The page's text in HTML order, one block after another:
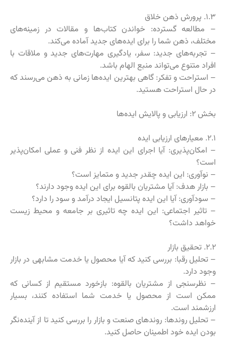
۱.۳. پرورش ذهن خلاق
– مطالعه گسترده: خواندن کتاب‌ها و مقالات در زمینه‌های
مختلف، ذهن شما را برای ایده‌های جدید آماده می‌کند.
– تجربه‌های جدید: سفر، یادگیری مهارت‌های جدید و ملاقات با
افراد متنوع می‌تواند منبع الهام باشد.
– استراحت و تفکر: گاهی بهترین ایده‌ها زمانی به ذهن می‌رسند که
در حال استراحت هستید.
بخش ۲: ارزیابی و پالایش ایده‌ها
۲.۱. معیارهای ارزیابی ایده
– امکان‌پذیری: آیا اجرای این ایده از نظر فنی و عملی امکان‌پذیر
است؟
– نوآوری: این ایده چقدر جدید و متمایز است؟
– بازار هدف: آیا مشتریان بالقوه برای این ایده وجود دارند؟
– سودآوری: آیا این ایده پتانسیل ایجاد درآمد و سود را دارد؟
– تاثیر اجتماعی: این ایده چه تاثیری بر جامعه و محیط زیست
خواهد داشت؟
۲.۲. تحقیق بازار
– تحلیل رقبا: بررسی کنید که آیا محصول یا خدمت مشابهی در بازار
وجود دارد.
– نظرسنجی از مشتریان بالقوه: بازخورد مستقیم از کسانی که
ممکن است از محصول یا خدمت شما استفاده کنند، بسیار
ارزشمند است.
– تحلیل روندها: روندهای صنعت و بازار را بررسی کنید تا از آینده‌نگر
بودن ایده خود اطمینان حاصل کنید.